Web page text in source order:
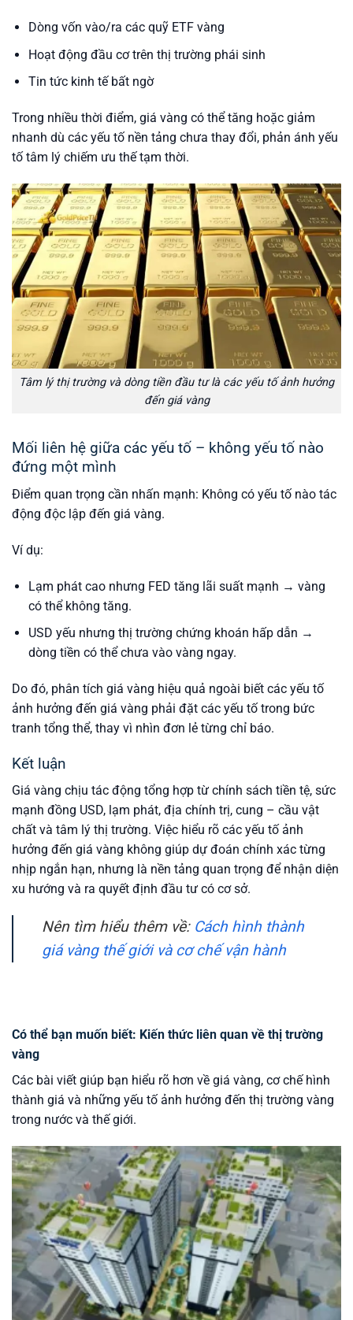
Dòng vốn vào/ra các quỹ ETF vàng
Hoạt động đầu cơ trên thị trường phái sinh
Tin tức kinh tế bất ngờ
Trong nhiều thời điểm, giá vàng có thể tăng hoặc giảm
nhanh dù các yếu tố nền tảng chưa thay đổi, phản ánh yếu
tố tâm lý chiếm ưu thế tạm thời.
Tâm lý thị trường và dòng tiền đầu tư là các yếu tố ảnh hưởng
đến giá vàng
Mối liên hệ giữa các yếu tố – không yếu tố nào
đứng một mình
Điểm quan trọng cần nhấn mạnh: Không có yếu tố nào tác
động độc lập đến giá vàng.
Ví dụ:
Lạm phát cao nhưng FED tăng lãi suất mạnh → vàng
có thể không tăng.
USD yếu nhưng thị trường chứng khoán hấp dẫn →
dòng tiền có thể chưa vào vàng ngay.
Do đó, phân tích giá vàng hiệu quả ngoài biết các yếu tố
ảnh hưởng đến giá vàng phải đặt các yếu tố trong bức
tranh tổng thể, thay vì nhìn đơn lẻ từng chỉ báo.
Kết luận
Giá vàng chịu tác động tổng hợp từ chính sách tiền tệ, sức
mạnh đồng USD, lạm phát, địa chính trị, cung – cầu vật
chất và tâm lý thị trường. Việc hiểu rõ các yếu tố ảnh
hưởng đến giá vàng không giúp dự đoán chính xác từng
nhịp ngắn hạn, nhưng là nền tảng quan trọng để nhận diện
xu hướng và ra quyết định đầu tư có cơ sở.
Nên tìm hiểu thêm về: Cách hình thành
giá vàng thế giới và cơ chế vận hành
Có thể bạn muốn biết: Kiến thức liên quan về thị trường
vàng
Các bài viết giúp bạn hiểu rõ hơn về giá vàng, cơ chế hình
thành giá và những yếu tố ảnh hưởng đến thị trường vàng
trong nước và thế giới.